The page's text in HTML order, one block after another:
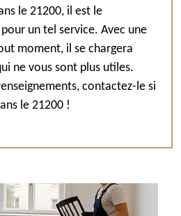
le 21200, il est le
un tel service. Avec une
moment, il se chargera
ne vous sont plus utiles.
contactez-le si
le 21200 !